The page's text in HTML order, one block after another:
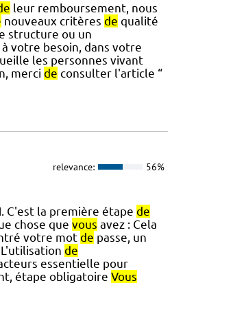
leur remboursement, nous
nouveaux critères de qualité
structure ou un
votre besoin, dans votre
les personnes vivant
merci de consulter l'article “
relevance: 56%
C'est la première étape de
chose que vous avez : Cela
votre mot de passe, un
de
essentielle pour
étape obligatoire Vous